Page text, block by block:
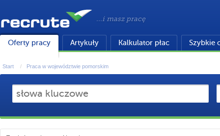
...i masz pracę
Oferty pracy Artykuły Kalkulator płac Szybkie
Start Praca w województwie pomorskim